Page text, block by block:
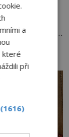
koloritem
skeptici
zviditelnit a
za
základ?
a
které
při
(1616)